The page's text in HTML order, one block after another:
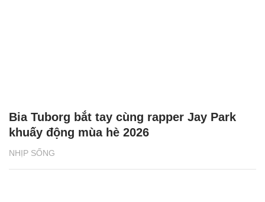
NHỊP SỐNG
Bia Tuborg bắt tay cùng rapper Jay Park
khuấy động mùa hè 2026